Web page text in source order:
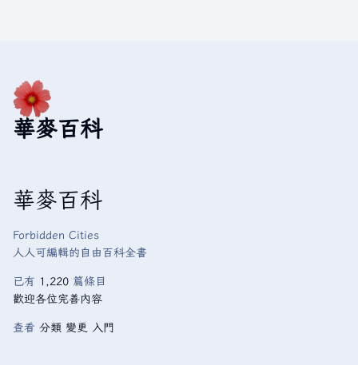
華麥百科
華麥百科
Forbidden Cities
人人可編輯的自由百科全書
已有 1,220 篇條目
歡迎各位完善內容
查看 分類 變更 入門